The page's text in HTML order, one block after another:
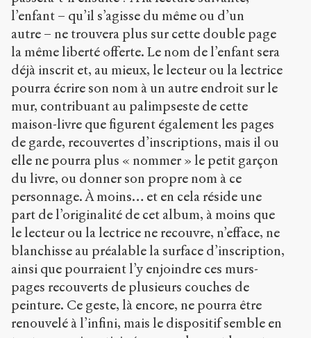
l’enfant – qu’il s’agisse du même ou d’un
autre – ne trouvera plus sur cette double page
la même liberté offerte. Le nom de l’enfant sera
déjà inscrit et, au mieux, le lecteur ou la lectrice
pourra écrire son nom à un autre endroit sur le
mur, contribuant au palimpseste de cette
maison-livre que figurent également les pages
de garde, recouvertes d’inscriptions, mais il ou
elle ne pourra plus « nommer » le petit garçon
du livre, ou donner son propre nom à ce
personnage. À moins… et en cela réside une
part de l’originalité de cet album, à moins que
le lecteur ou la lectrice ne recouvre, n’efface, ne
blanchisse au préalable la surface d’inscription,
ainsi que pourraient l’y enjoindre ces murs-
pages recouverts de plusieurs couches de
peinture. Ce geste, là encore, ne pourra être
renouvelé à l’infini, mais le dispositif semble en